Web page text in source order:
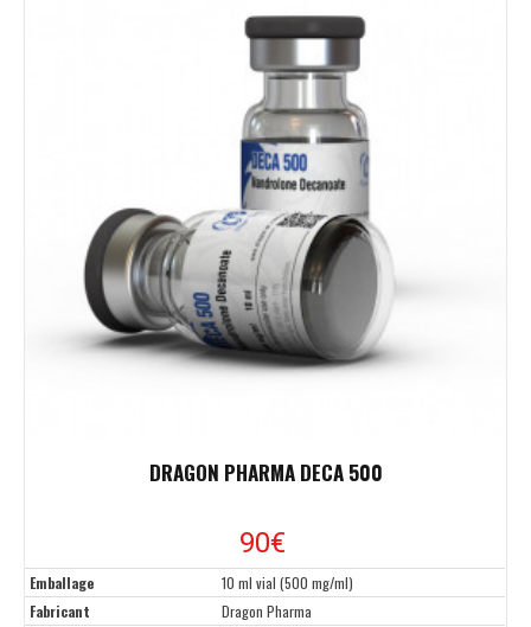
DRAGON PHARMA DECA 500
90€
Emballage
10 ml vial (500 mg/ml)
Fabricant
Dragon Pharma